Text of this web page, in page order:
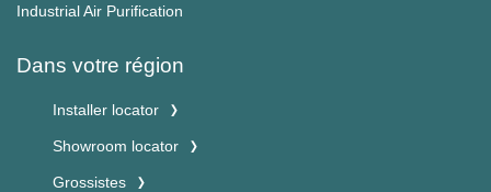
Industrial Air Purification
Dans votre région
Installer locator
Showroom locator
Grossistes